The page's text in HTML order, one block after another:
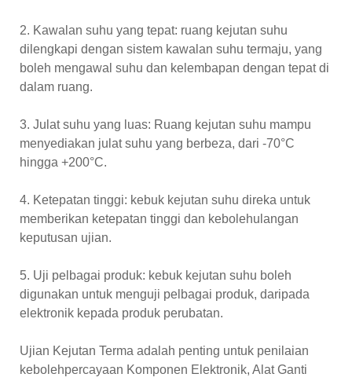
2. Kawalan suhu yang tepat: ruang kejutan suhu
dilengkapi dengan sistem kawalan suhu termaju, yang
boleh mengawal suhu dan kelembapan dengan tepat di
dalam ruang.
3. Julat suhu yang luas: Ruang kejutan suhu mampu
menyediakan julat suhu yang berbeza, dari -70°C
hingga +200°C.
4. Ketepatan tinggi: kebuk kejutan suhu direka untuk
memberikan ketepatan tinggi dan kebolehulangan
keputusan ujian.
5. Uji pelbagai produk: kebuk kejutan suhu boleh
digunakan untuk menguji pelbagai produk, daripada
elektronik kepada produk perubatan.
Ujian Kejutan Terma adalah penting untuk penilaian
kebolehpercayaan Komponen Elektronik, Alat Ganti